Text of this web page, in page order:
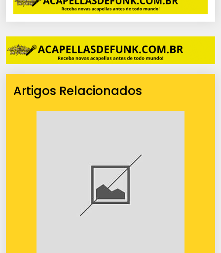
Artigos Relacionados